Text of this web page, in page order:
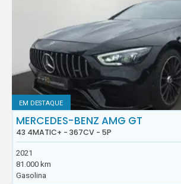
EM DESTAQUE
MERCEDES-BENZ AMG GT
43 4MATIC+ - 367CV - 5P
2021
81.000 km
Gasolina